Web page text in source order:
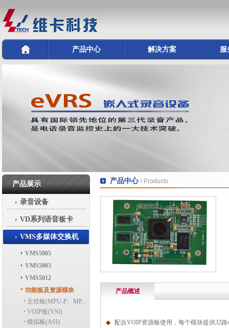
产品中心 解决方案 服
产品展示
录音设备
VD系列语音板卡
VMS多媒体交换机
VMS5005
VMS5003
VMS5012
功能板及资源模块
主控板(MPU-P、MP...
VOIP板(VSI)
模拟板(ASI)
产品中心 / Products
产品概述
◆ 配合VOIP资源板使用，每个模块提供32路